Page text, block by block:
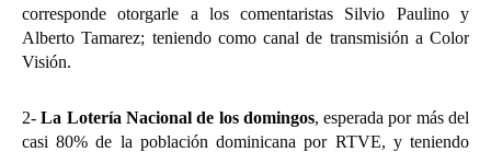
corresponde otorgarle a los comentaristas Silvio Paulino y
Alberto Tamarez; teniendo como canal de transmisión a Color
Visión.
2-La Lotería Nacional de los domingos, esperada por más del
casi 80% de la población dominicana por RTVE, y teniendo